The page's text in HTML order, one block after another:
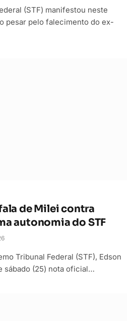
(STF) manifestou neste
pesar pelo falecimento do ex-
de Milei contra
autonomia do STF
Tribunal Federal (STF), Edson
sábado (25) nota oficial…